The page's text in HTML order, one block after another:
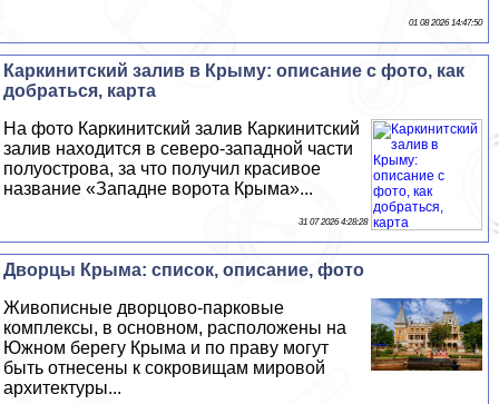
01 08 2026 14:47:50
Каркинитский залив в Крыму: описание с фото, как
добраться, карта
На фото Каркинитский залив Каркинитский
залив находится в северо-западной части
полуострова, за что получил красивое
название «Западне ворота Крыма»...
31 07 2026 4:28:28
Дворцы Крыма: список, описание, фото
Живописные дворцово-парковые
комплексы, в основном, расположены на
Южном берегу Крыма и по праву могут
быть отнесены к сокровищам мировой
архитектуры...